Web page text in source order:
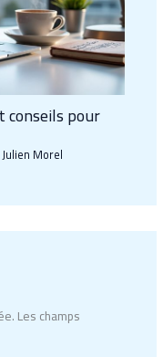
pour
Julien Morel
Les champs